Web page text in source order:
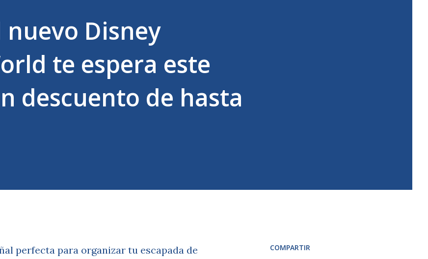
nuevo Disney
te espera este
descuento de hasta
perfecta para organizar tu escapada de
COMPARTIR